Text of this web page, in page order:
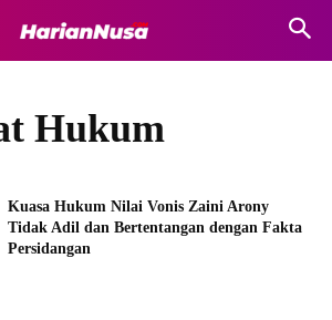
Hukum
Kuasa Hukum Nilai Vonis Zaini Arony
Tidak Adil dan Bertentangan dengan Fakta
Persidangan